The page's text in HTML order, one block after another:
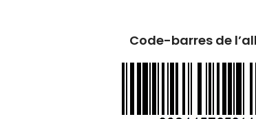
Code-barres de